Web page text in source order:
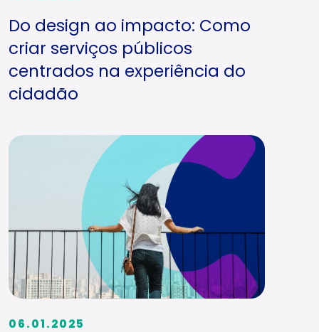
Do design ao impacto: Como
criar serviços públicos
centrados na experiência do
cidadão
06.01.2025